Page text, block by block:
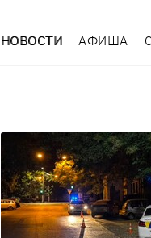
НОВОСТИ АФИША